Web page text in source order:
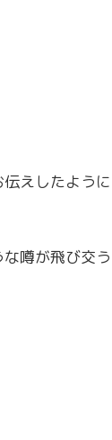
えしたように
噂が飛び交う